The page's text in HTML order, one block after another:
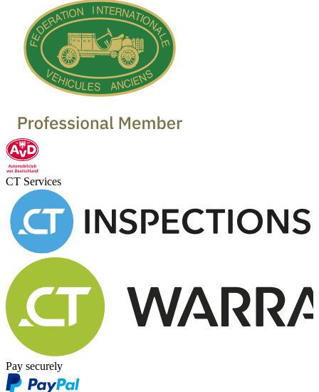
CT Services
Pay securely